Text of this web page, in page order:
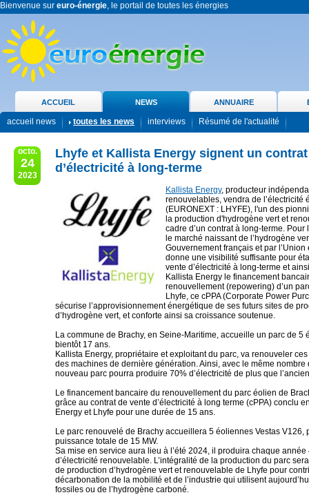
Bienvenue sur euro-énergie, le portail de toutes les énergies
ACCUEIL NEWS ANNUAIRE
accueil news toutes les news interviews Résumé de l'actualité
octo.
24
2023
Lhyfe et Kallista Energy signent un
d’électricité à long-terme
Kallista Energy, producteur
renouvelables, vendra de l’électricité
(EURONEXT : LHYFE), l'un des
la production d'hydrogène vert et
cadre d’un contrat à long-terme. Pour
le marché naissant de l’hydrogène
Gouvernement français et par
donne une visibilité suffisante pour
vente d’électricité à long-terme et
Kallista Energy le financement
renouvellement (repowering) d’un
Lhyfe, ce cPPA (Corporate Power
sécurise l’approvisionnement énergétique de ses futurs sites de
d’hydrogène vert, et conforte ainsi sa croissance soutenue.
La commune de Brachy, en Seine-Maritime, accueille un parc de 5
bientôt 17 ans.
Kallista Energy, propriétaire et exploitant du parc, va renouveler
des machines de dernière génération. Ainsi, avec le même nombre
nouveau parc pourra produire 70% d’électricité de plus que
Le financement bancaire du renouvellement du parc éolien de
grâce au contrat de vente d’électricité à long terme (cPPA) conclu
Energy et Lhyfe pour une durée de 15 ans.
Le parc renouvelé de Brachy accueillera 5 éoliennes Vestas V126,
puissance totale de 15 MW.
Sa mise en service aura lieu à l’été 2024, il produira chaque année
d’électricité renouvelable. L’intégralité de la production du parc
de production d’hydrogène vert et renouvelable de Lhyfe pour
décarbonation de la mobilité et de l’industrie qui utilisent
fossiles ou de l’hydrogène carboné.